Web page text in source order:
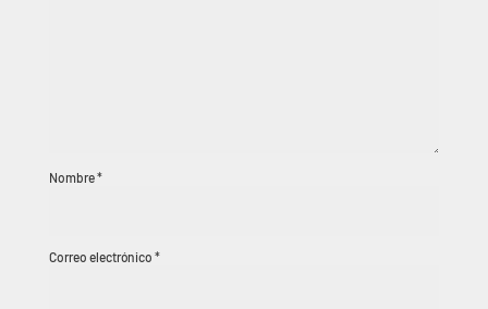
Nombre*
Correo electrónico *